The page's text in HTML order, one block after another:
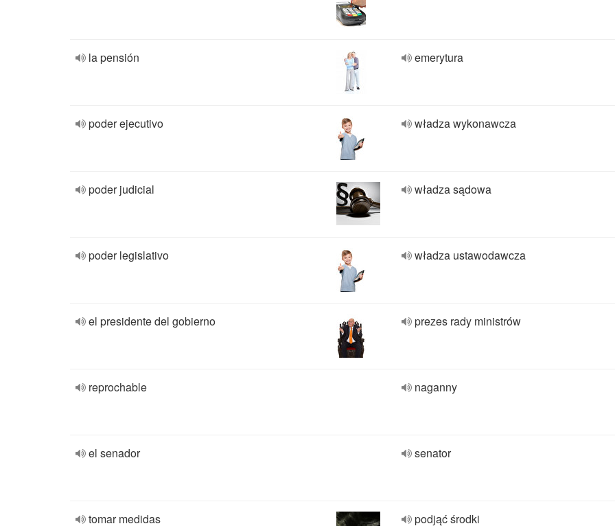
la pensión emerytura
poder ejecutivo władza wykonawcza
poder judicial władza sądowa
poder legislativo władza ustawodawcza
el presidente del gobierno prezes rady ministrów
reprochable naganny
el senador senator
tomar medidas podjąć środki